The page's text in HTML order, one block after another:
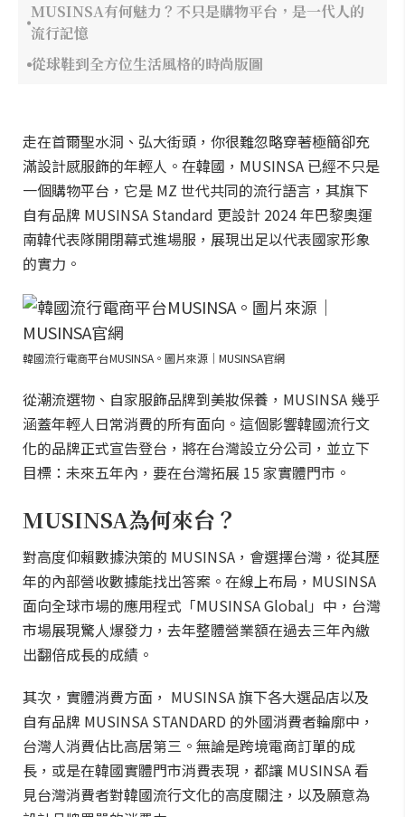
MUSINSA有何魅力？不只是購物平台，是一代人的
流行記憶
從球鞋到全方位生活風格的時尚版圖
走在首爾聖水洞、弘大街頭，你很難忽略穿著極簡卻充
滿設計感服飾的年輕人。在韓國，MUSINSA 已經不只是
一個購物平台，它是 MZ 世代共同的流行語言，其旗下
自有品牌 MUSINSA Standard 更設計 2024 年巴黎奧運
南韓代表隊開閉幕式進場服，展現出足以代表國家形象
的實力。
韓國流行電商平台MUSINSA。圖片來源｜MUSINSA官網
從潮流選物、自家服飾品牌到美妝保養，MUSINSA 幾乎
涵蓋年輕人日常消費的所有面向。這個影響韓國流行文
化的品牌正式宣告登台，將在台灣設立分公司，並立下
目標：未來五年內，要在台灣拓展 15 家實體門市。
MUSINSA為何來台？
對高度仰賴數據決策的 MUSINSA，會選擇台灣，從其歷
年的內部營收數據能找出答案。在線上布局，MUSINSA
面向全球市場的應用程式「MUSINSA Global」中，台灣
市場展現驚人爆發力，去年整體營業額在過去三年內繳
出翻倍成長的成績。
其次，實體消費方面， MUSINSA 旗下各大選品店以及
自有品牌 MUSINSA STANDARD 的外國消費者輪廓中，
台灣人消費佔比高居第三。無論是跨境電商訂單的成
長，或是在韓國實體門市消費表現，都讓 MUSINSA 看
見台灣消費者對韓國流行文化的高度關注，以及願意為